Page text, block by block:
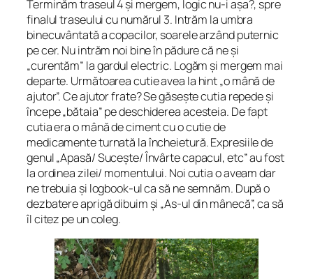
Terminăm traseul 4 și mergem, logic nu-i așa?, spre
finalul traseului cu numărul 3. Intrăm la umbra
binecuvântată a copacilor, soarele arzând puternic
pe cer. Nu intrăm noi bine în pădure că ne și
„curentăm” la gardul electric. Logăm și mergem mai
departe. Următoarea cutie avea la hint „o mână de
ajutor”. Ce ajutor frate? Se găsește cutia repede și
începe „bătaia” pe deschiderea acesteia. De fapt
cutia era o mână de ciment cu o cutie de
medicamente turnată la încheietură. Expresiile de
genul „Apasă/ Sucește/ Învârte capacul, etc” au fost
la ordinea zilei/ momentului. Noi cutia o aveam dar
ne trebuia și logbook-ul ca să ne semnăm. După o
dezbatere aprigă dibuim și „As-ul din mânecă”, ca să
îl citez pe un coleg.